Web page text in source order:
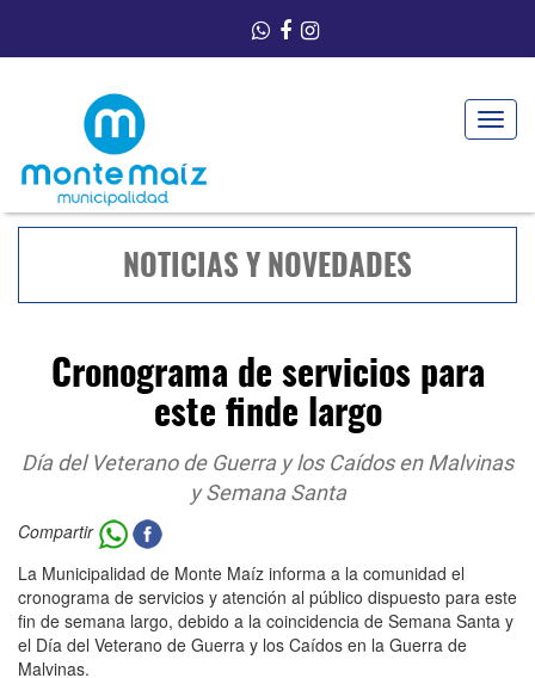
Toggle
NOTICIAS Y NOVEDADES
Cronograma de servicios para
este finde largo
Día del Veterano de Guerra y los Caídos en Malvinas
y Semana Santa
Compartir
La Municipalidad de Monte Maíz informa a la comunidad el
cronograma de servicios y atención al público dispuesto para este
fin de semana largo, debido a la coincidencia de Semana Santa y
el Día del Veterano de Guerra y los Caídos en la Guerra de
Malvinas.